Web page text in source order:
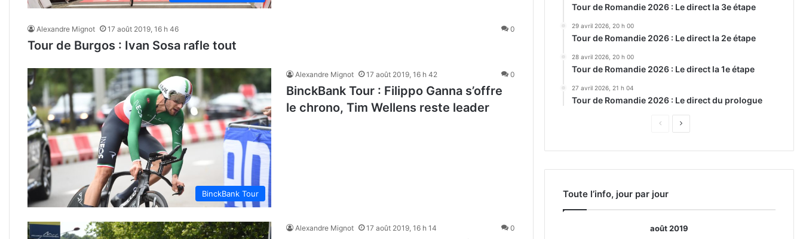
Alexandre Mignot 17 août 2019, 16 h 46 0
Tour de Burgos : Ivan Sosa rafle tout
BinckBank Tour
Alexandre Mignot 17 août 2019, 16 h 42 0
BinckBank Tour : Filippo Ganna s’offre
le chrono, Tim Wellens reste leader
Alexandre Mignot 17 août 2019, 16 h 14 0
Tour de Romandie 2026 : Le direct la 3e étape
29 avril 2026, 20 h 00
Tour de Romandie 2026 : Le direct la 2e étape
28 avril 2026, 20 h 00
Tour de Romandie 2026 : Le direct la 1e étape
27 avril 2026, 21 h 04
Tour de Romandie 2026 : Le direct du prologue
Page
Page
Toute l’info, jour par jour
août 2019